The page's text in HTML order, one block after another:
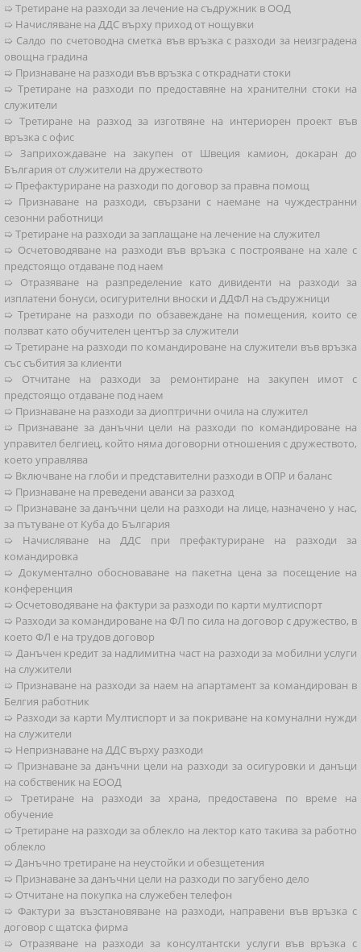
➯ Третиране на разходи за лечение на съдружник в ООД
➯ Начисляване на ДДС върху приход от нощувки
➯ Салдо по счетоводна сметка във връзка с разходи за неизградена
овощна градина
➯ Признаване на разходи във връзка с откраднати стоки
➯ Третиране на разходи по предоставяне на хранителни стоки на
служители
➯ Третиране на разход за изготвяне на интериорен проект във
връзка с офис
➯ Заприхождаване на закупен от Швеция камион, докаран до
България от служители на дружеството
➯ Префактуриране на разходи по договор за правна помощ
➯ Признаване на разходи, свързани с наемане на чуждестранни
сезонни работници
➯ Третиране на разходи за заплащане на лечение на служител
➯ Осчетоводяване на разходи във връзка с построяване на хале с
предстоящо отдаване под наем
➯ Отразяване на разпределение като дивиденти на разходи за
изплатени бонуси, осигурителни вноски и ДДФЛ на съдружници
➯ Третиране на разходи по обзавеждане на помещения, които се
ползват като обучителен център за служители
➯ Третиране на разходи по командироване на служители във връзка
със събития за клиенти
➯ Отчитане на разходи за ремонтиране на закупен имот с
предстоящо отдаване под наем
➯ Признаване на разходи за диоптрични очила на служител
➯ Признаване за данъчни цели на разходи по командироване на
управител белгиец, който няма договорни отношения с дружеството,
което управлява
➯ Включване на глоби и представителни разходи в ОПР и баланс
➯ Признаване на преведени аванси за разход
➯ Признаване за данъчни цели на разходи на лице, назначено у нас,
за пътуване от Куба до България
➯ Начисляване на ДДС при префактуриране на разходи за
командировка
➯ Документално обосноваване на пакетна цена за посещение на
конференция
➯ Осчетоводяване на фактури за разходи по карти мултиспорт
➯ Разходи за командироване на ФЛ по сила на договор с дружество, в
което ФЛ е на трудов договор
➯ Данъчен кредит за надлимитна част на разходи за мобилни услуги
на служители
➯ Признаване на разходи за наем на апартамент за командирован в
Белгия работник
➯ Разходи за карти Мултиспорт и за покриване на комунални нужди
на служители
➯ Непризнаване на ДДС върху разходи
➯ Признаване за данъчни цели на разходи за осигуровки и данъци
на собственик на ЕООД
➯ Третиране на разходи за храна, предоставена по време на
обучение
➯ Третиране на разходи за облекло на лектор като такива за работно
облекло
➯ Данъчно третиране на неустойки и обезщетения
➯ Признаване за данъчни цели на разходи по загубено дело
➯ Отчитане на покупка на служебен телефон
➯ Фактури за възстановяване на разходи, направени във връзка с
договор с щатска фирма
➯ Отразяване на разходи за консултантски услуги във връзка с